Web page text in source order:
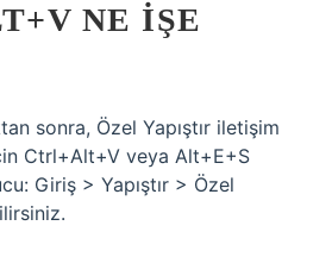
NE IŞE
sonra, Özel Yapıştır iletişim
Ctrl+Alt+V veya Alt+E+S
Giriş > Yapıştır > Özel